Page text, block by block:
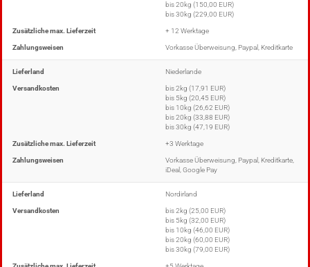
bis 20kg (150,00 EUR)
bis 30kg (229,00 EUR)
Zusätzliche max. Lieferzeit + 12 Werktage
Zahlungsweisen Vorkasse Überweisung, Paypal, Kreditkarte
Lieferland Niederlande
Versandkosten
bis 2kg (17,91 EUR)
bis 5kg (20,45 EUR)
bis 10kg (26,62 EUR)
bis 20kg (33,88 EUR)
bis 30kg (47,19 EUR)
Zusätzliche max. Lieferzeit +3 Werktage
Zahlungsweisen
Vorkasse Überweisung, Paypal, Kreditkarte,
iDeal, Google Pay
Lieferland Nordirland
Versandkosten
bis 2kg (25,00 EUR)
bis 5kg (32,00 EUR)
bis 10kg (46,00 EUR)
bis 20kg (60,00 EUR)
bis 30kg (79,00 EUR)